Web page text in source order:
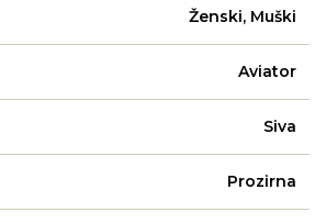
Ženski, Muški
Aviator
Siva
Prozirna